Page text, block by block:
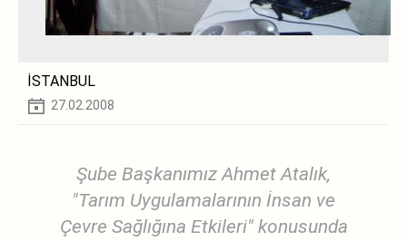
İSTANBUL
27.02.2008
Şube Başkanımız Ahmet Atalık,
"Tarım Uygulamalarının İnsan ve
Çevre Sağlığına Etkileri" konusunda